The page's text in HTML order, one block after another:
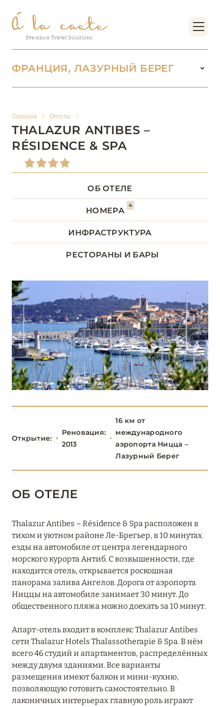
ФРАНЦИЯ, ЛАЗУРНЫЙ БЕРЕГ
БОРДО (НОВАЯ
АКВИТАНИЯ)
БРЕТАНЬ
БУРГУНДИЯ
ДОЛИНА ЛУАРЫ 8
ИЛЬ-ДЕ-ФРАНС
ЛАЗУРНЫЙ БЕРЕГ 34
Airelles Saint-Tropez, Château de la Messardière
Althoff Villa Belrose
Anantara Plaza Nice Hotel
Château de Valmer
ÉPI 1959 Baie de Pampelonne
Hôtel Barrière Le Gray d’Albion
Hôtel Barrière Le Majestic Cannes
Hôtel Cap Estel
Hôtel du Couvent, a Luxury Collection Hotel
Hotel Le Saint Paul
Hôtel Le Soleia
Hôtel Martinez
Главная / Отели /
THALAZUR ANTIBES –
RÉSIDENCE & SPA
ОБ ОТЕЛЕ
НОМЕРА
4
ИНФРАСТРУКТУРА
РЕСТОРАНЫ И БАРЫ
Открытие:
Реновация:
2013
16 км от
международного
аэропорта Ницца –
Лазурный Берег
ОБ ОТЕЛЕ
Thalazur Antibes – Résidence & Spa расположен в
тихом и уютном районе Ле-Брегьер, в 10 минутах
езды на автомобиле от центра легендарного
морского курорта Антиб. С возвышенности, где
находится отель, открывается роскошная
панорама залива Ангелов. Дорога от аэропорта
Ниццы на автомобиле занимает 30 минут. До
общественного пляжа можно доехать за 10 минут.
Апарт-отель входит в комплекс Thalazur Antibes
сети Thalazur Hotels Thalassotherapie & Spa. В нём
всего 46 студий и апартаментов, распределённых
между двумя зданиями. Все варианты
размещения имеют балкон и мини-кухню,
позволяющую готовить самостоятельно. В
лаконичных интерьерах главную роль играют